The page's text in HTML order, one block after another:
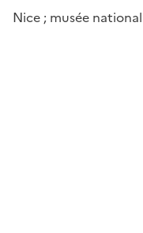
Nice ; musée